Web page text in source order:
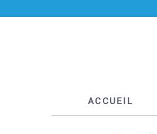
ACCUEIL